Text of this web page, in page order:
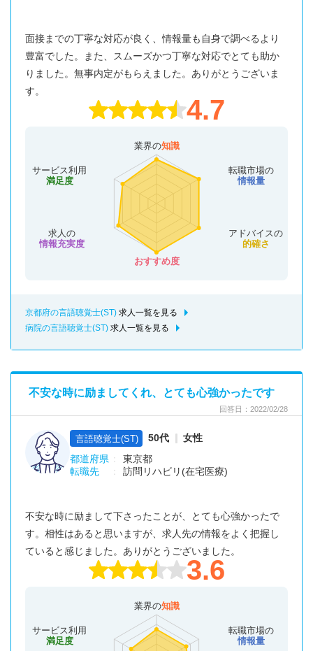
面接までの丁寧な対応が良く、情報量も自身で調べるより
豊富でした。また、スムーズかつ丁寧な対応でとても助か
りました。無事内定がもらえました。ありがとうございま
す。
4.7
業界の知識
転職市場の
情報量
アドバイスの
的確さ
おすすめ度
サービス利用
満足度
求人の
情報充実度
京都府の言語聴覚士(ST) 求人一覧を見る
病院の言語聴覚士(ST) 求人一覧を見る
回答日：2022/02/28
不安な時に励ましてくれ、とても心強かったです
言語聴覚士(ST) 50代
女性
都道府県
東京都
転職先
訪問リハビリ(在宅医療)
不安な時に励まして下さったことが、とても心強かったで
す。相性はあると思いますが、求人先の情報をよく把握し
ていると感じました。ありがとうございました。
3.6
業界の知識
転職市場の
情報量
サービス利用
満足度